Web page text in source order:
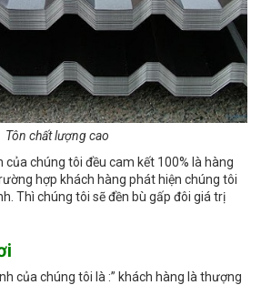
Tôn chất lượng cao
chúng tôi đều cam kết 100% là hàng
hợp khách hàng phát hiện chúng tôi
Thì chúng tôi sẽ đền bù gấp đôi giá trị
của chúng tôi là :” khách hàng là thượng